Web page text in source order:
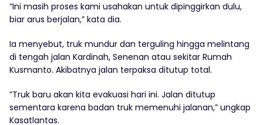
“Ini masih proses kami usahakan untuk dipinggirkan dulu,
biar arus berjalan,” kata dia.
Ia menyebut, truk mundur dan terguling hingga melintang
di tengah jalan Kardinah, Senenan atau sekitar Rumah
Kusmanto. Akibatnya jalan terpaksa ditutup total.
”Truk baru akan kita evakuasi hari ini. Jalan ditutup
sementara karena badan truk memenuhi jalanan,” ungkap
Kasatlantas.